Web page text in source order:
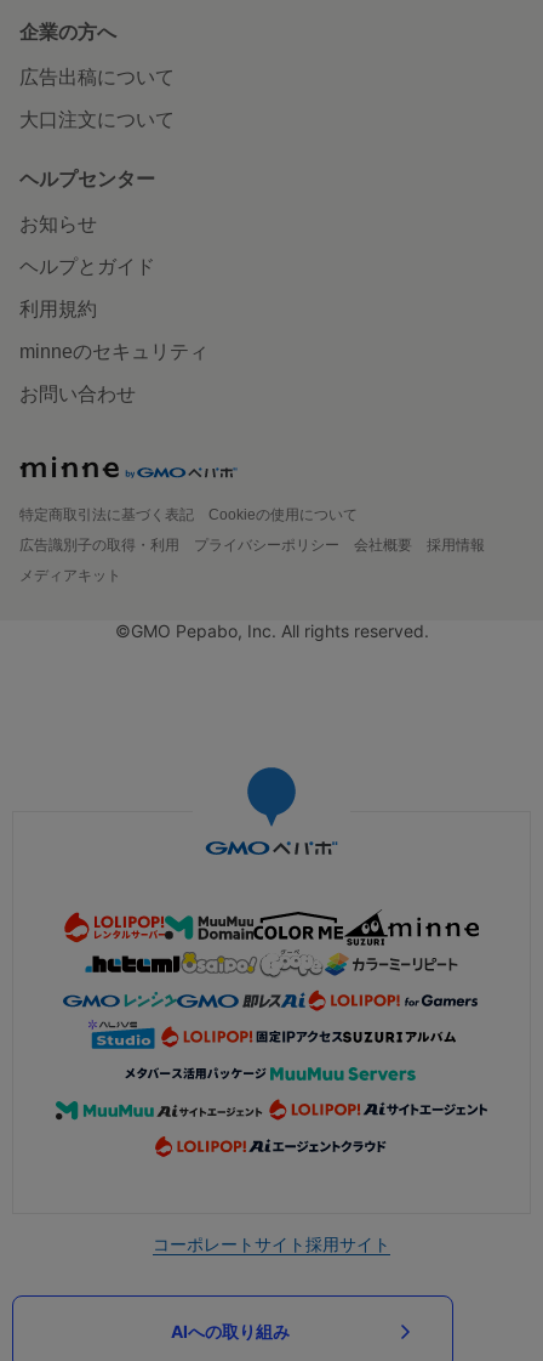
企業の方へ
広告出稿について
大口注文について
ヘルプセンター
お知らせ
ヘルプとガイド
利用規約
minneのセキュリティ
お問い合わせ
特定商取引法に基づく表記
Cookieの使用について
広告識別子の取得・利用
プライバシーポリシー 会社概要
採用情報
メディアキット
©GMO Pepabo, Inc. All rights reserved.
コーポレートサイト採用サイト
AIへの取り組み